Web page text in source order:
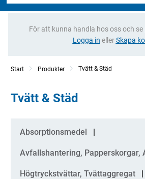
För att kunna handla hos oss och se
Logga in ellerSkapa
Start Produkter Tvätt & Städ
Tvätt & Städ
Kategorier
Absorptionsmedel
Avfallshantering, Papperskorgar,
Högtryckstvättar, Tvättaggregat